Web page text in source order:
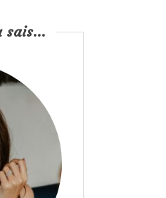
sais...